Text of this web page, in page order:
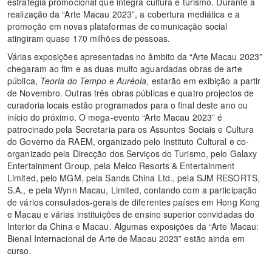
realização da “Arte Macau 2023”, a cobertura mediática e a
promoção em novas plataformas de comunicação social
atingiram quase 170 milhões de pessoas.
Várias exposições apresentadas no âmbito da “Arte Macau 2023”
chegaram ao fim e as duas muito aguardadas obras de arte
pública, Teoria do Tempo eAuréola, estarão em exibição a partir
de Novembro. Outras três obras públicas e quatro projectos de
curadoria locais estão programados para o final deste ano ou
início do próximo. O mega-evento “Arte Macau 2023” é
patrocinado pela Secretaria para os Assuntos Sociais e Cultura
do Governo da RAEM, organizado pelo Instituto Cultural e co-
organizado pela Direcção dos Serviços do Turismo, pelo Galaxy
Entertainment Group, pela Melco Resorts & Entertainment
Limited, pelo MGM, pela Sands China Ltd., pela SJM RESORTS,
S.A., e pela Wynn Macau, Limited, contando com a participação
de vários consulados-gerais de diferentes países em Hong Kong
e Macau e várias instituições de ensino superior convidadas do
Interior da China e Macau. Algumas exposições da “Arte Macau:
Bienal Internacional de Arte de Macau 2023” estão ainda em
curso.